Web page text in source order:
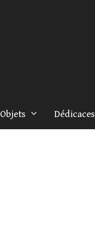
Objets Dédicaces